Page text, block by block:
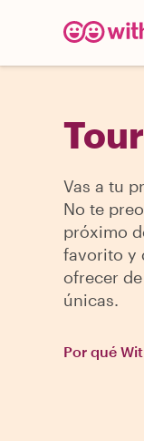
Vas a tu
No te
próximo
favorito y
ofrecer
únicas.
Por qué